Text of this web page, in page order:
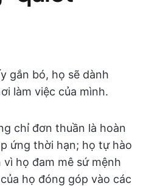
gắn bó, họ sẽ dành
làm việc của mình.
chỉ đơn thuần là hoàn
ứng thời hạn; họ tự hào
họ đam mê sứ mệnh
họ đóng góp vào các